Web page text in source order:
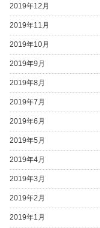
2019年12月
2019年11月
2019年10月
2019年9月
2019年8月
2019年7月
2019年6月
2019年5月
2019年4月
2019年3月
2019年2月
2019年1月